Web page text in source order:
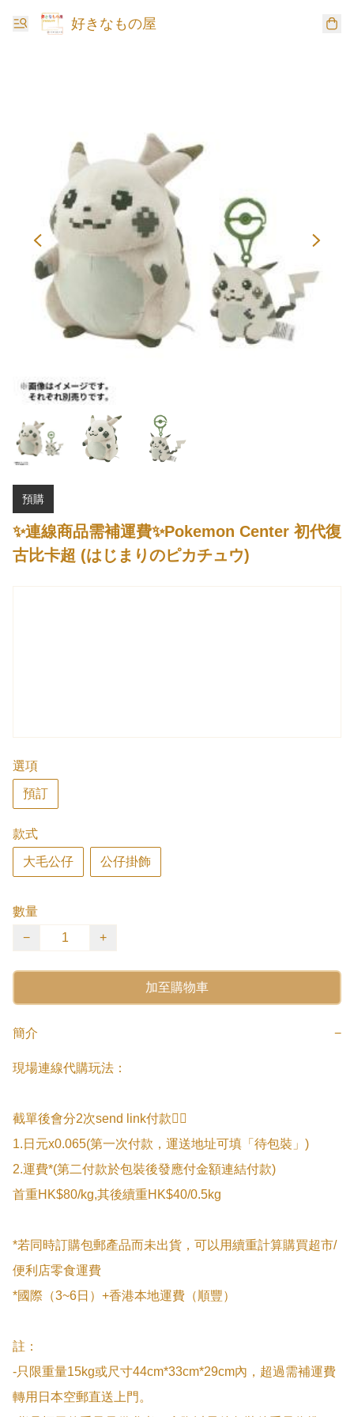
好きなもの屋
預購
✨連線商品需補運費✨Pokemon Center 初代復
古比卡超 (はじまりのピカチュウ)
選項
預訂
款式
大毛公仔 公仔掛飾
數量
−
+
加至購物車
簡介 −
現場連線代購玩法：
截單後會分2次send link付款👇🏻
1.日元x0.065(第一次付款，運送地址可填「待包裝」)
2.運費*(第二付款於包裝後發應付金額連結付款)
首重HK$80/kg,其後續重HK$40/0.5kg
*若同時訂購包郵產品而未出貨，可以用續重計算購買超市/
便利店零食運費
*國際（3~6日）+香港本地運費（順豐）
註：
-只限重量15kg或尺寸44cm*33cm*29cm內，超過需補運費
轉用日本空郵直送上門。